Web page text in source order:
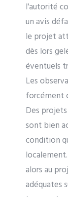
l'autorité
un avis
le projet
dès lors
éventuels
Les
forcément
Des
sont bien
condition
alors au
adéquates